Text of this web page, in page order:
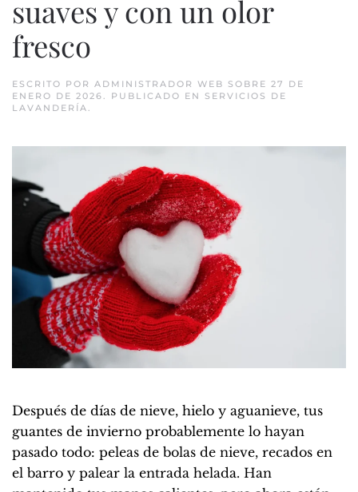
suaves y con un olor
fresco
ESCRITO POR ADMINISTRADOR WEB SOBRE 27 DE
ENERO DE 2026. PUBLICADO EN SERVICIOS DE
LAVANDERÍA.
Después de días de nieve, hielo y aguanieve, tus
guantes de invierno probablemente lo hayan
pasado todo: peleas de bolas de nieve, recados en
el barro y palear la entrada helada. Han